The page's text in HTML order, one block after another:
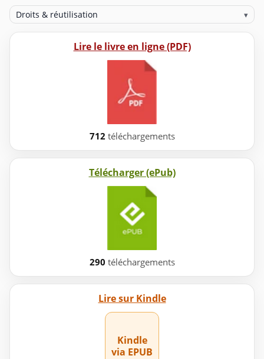
Droits & réutilisation ▾
Lire le livre en ligne (PDF)
712 téléchargements
Télécharger (ePub)
290 téléchargements
Lire sur Kindle
Kindle
via EPUB